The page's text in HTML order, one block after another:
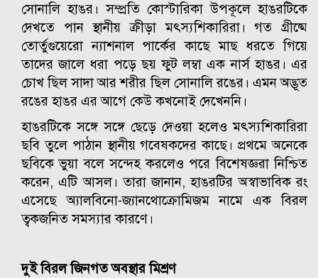
সোনালি হাঙর। সম্প্রতি কোস্টারিকা উপকূলে হাঙরটিকে
দেখতে পান স্থানীয় ক্রীড়া মৎস্যশিকারিরা। গত গ্রীষ্মে
তোর্তুগুয়েরো ন্যাশনাল পার্কের কাছে মাছ ধরতে গিয়ে
তাদের জালে ধরা পড়ে ছয় ফুট লম্বা এক নার্স হাঙর। এর
চোখ ছিল সাদা আর শরীর ছিল সোনালি রঙের। এমন অদ্ভূত
রঙের হাঙর এর আগে কেউ কখনোই দেখেননি।
হাঙরটিকে সঙ্গে সঙ্গে ছেড়ে দেওয়া হলেও মৎস্যশিকারিরা
ছবি তুলে পাঠান স্থানীয় গবেষকদের কাছে। প্রথমে অনেকে
ছবিকে ভুয়া বলে সন্দেহ করলেও পরে বিশেষজ্ঞরা নিশ্চিত
করেন, এটি আসল। তারা জানান, হাঙরটির অস্বাভাবিক রং
এসেছে অ্যালবিনো-জ্যানথোক্রোমিজম নামে এক বিরল
ত্বকজনিত সমস্যার কারণে।
দুই বিরল জিনগত অবস্থার মিশ্রণ